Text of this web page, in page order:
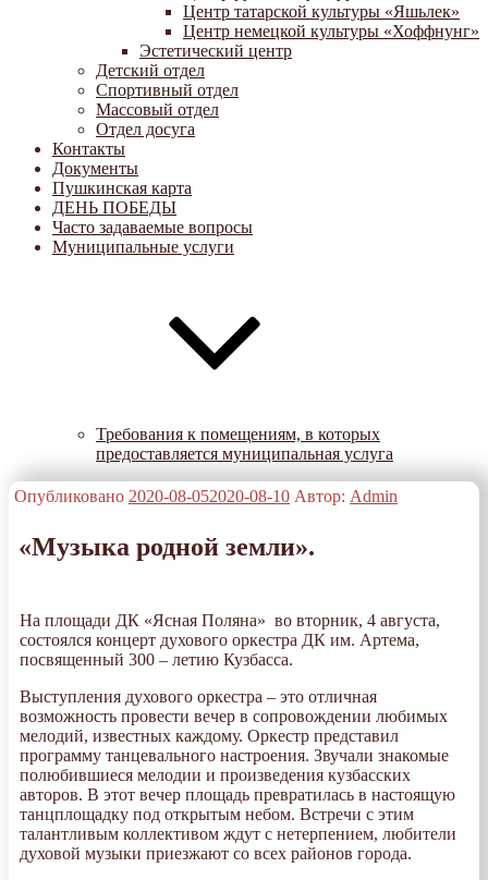
Центр татарской культуры «Яшьлек»
Центр немецкой культуры «Хоффнунг»
Эстетический центр
Детский отдел
Спортивный отдел
Массовый отдел
Отдел досуга
Контакты
Документы
Пушкинская карта
ДЕНЬ ПОБЕДЫ
Часто задаваемые вопросы
Муниципальные услуги
Требования к помещениям, в которых
предоставляется муниципальная услуга
Опубликовано 2020-08-052020-08-10 Автор: Admin
«Музыка родной земли».
На площади ДК «Ясная Поляна» во вторник, 4 августа,
состоялся концерт духового оркестра ДК им. Артема,
посвященный 300 – летию Кузбасса.
Выступления духового оркестра – это отличная
возможность провести вечер в сопровождении любимых
мелодий, известных каждому. Оркестр представил
программу танцевального настроения. Звучали знакомые
полюбившиеся мелодии и произведения кузбасских
авторов. В этот вечер площадь превратилась в настоящую
танцплощадку под открытым небом. Встречи с этим
талантливым коллективом ждут с нетерпением, любители
духовой музыки приезжают со всех районов города.